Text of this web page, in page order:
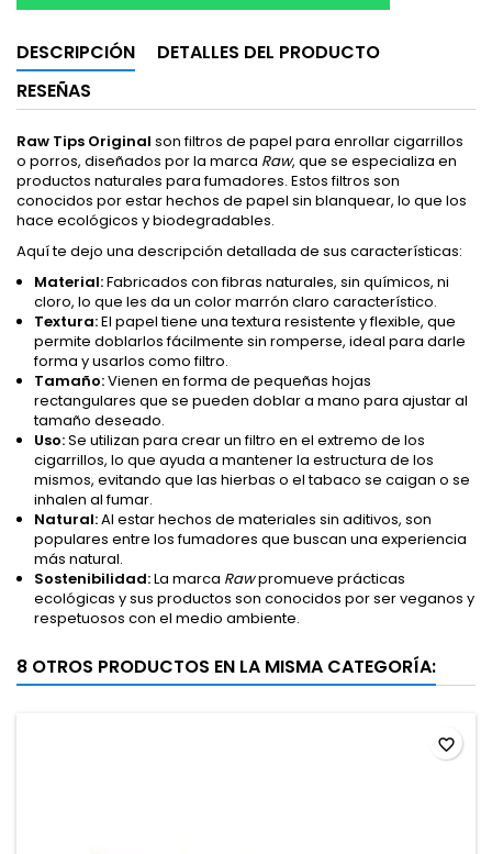
DESCRIPCIÓN
DETALLES DEL PRODUCTO
RESEÑAS
Raw Tips Original son filtros de papel para enrollar cigarrillos
o porros, diseñados por la marca Raw, que se especializa en
productos naturales para fumadores. Estos filtros son
conocidos por estar hechos de papel sin blanquear, lo que los
hace ecológicos y biodegradables.
Aquí te dejo una descripción detallada de sus características:
Material:Fabricados con fibras naturales, sin químicos, ni
cloro, lo que les da un color marrón claro característico.
Textura:El papel tiene una textura resistente y flexible, que
permite doblarlos fácilmente sin romperse, ideal para darle
forma y usarlos como filtro.
Tamaño:Vienen en forma de pequeñas hojas
rectangulares que se pueden doblar a mano para ajustar al
tamaño deseado.
Uso:Se utilizan para crear un filtro en el extremo de los
cigarrillos, lo que ayuda a mantener la estructura de los
mismos, evitando que las hierbas o el tabaco se caigan o se
inhalen al fumar.
Natural:Al estar hechos de materiales sin aditivos, son
populares entre los fumadores que buscan una experiencia
más natural.
Sostenibilidad:La marca Rawpromueve prácticas
ecológicas y sus productos son conocidos por ser veganos y
respetuosos con el medio ambiente.
8 OTROS PRODUCTOS EN LA MISMA CATEGORÍA:
favorite_border